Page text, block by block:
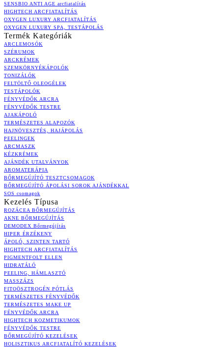
SENSBIO ANTI AGE arcfiatalítás
HIGHTECH ARCFIATALÍTÁS
OXYGEN LUXURY ARCFIATALÍTÁS
OXYGEN LUXURY SPA, TESTÁPOLÁS
Termék Kategóriák
ARCLEMOSÓK
SZÉRUMOK
ARCKRÉMEK
SZEMKÖRNYÉKÁPOLÓK
TONIZÁLÓK
FELTÖLTŐ OLEOGÉLEK
TESTÁPOLÓK
FÉNYVÉDŐK ARCRA
FÉNYVÉDŐK TESTRE
AJAKÁPOLÓ
TERMÉSZETES ALAPOZÓK
HAJNÖVESZTÉS, HAJÁPOLÁS
PEELINGEK
ARCMASZK
KÉZKRÉMEK
AJÁNDÉK UTALVÁNYOK
AROMATERÁPIA
BŐRMEGÚJÍTÓ TESZTCSOMAGOK
BŐRMEGÚJÍTÓ ÁPOLÁSI SOROK AJÁNDÉKKAL
SOS csomagok
Kezelés Típusa
ROZÁCEA BŐRMEGÚJÍTÁS
AKNE BŐRMEGÚJÍTÁS
DEMODEX Bőrmegújítás
HIPER ÉRZÉKENY
ÁPOLÓ, SZINTEN TARTÓ
HIGHTECH ARCFIATALÍTÁS
PIGMENTFOLT ELLEN
HIDRATÁLÓ
PEELING, HÁMLASZTÓ
MASSZÁZS
FITOÖSZTROGÉN PÓTLÁS
TERMÉSZETES FÉNYVÉDŐK
TERMÉSZETES MAKE UP
FÉNYVÉDŐK ARCRA
HIGHTECH KOZMETIKUMOK
FÉNYVÉDŐK TESTRE
BŐRMEGÚJÍTÓ KEZELÉSEK
HOLISZTIKUS ARCFIATALÍTÓ KEZELÉSEK